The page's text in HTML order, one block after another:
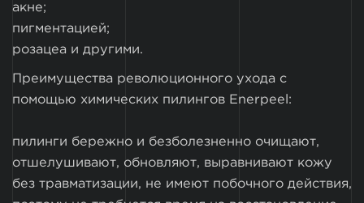
акне;
пигментацией;
розацеа и другими.
Преимущества революционного ухода с
помощью химических пилингов Enerpeel:
пилинги бережно и безболезненно очищают,
отшелушивают, обновляют, выравнивают кожу
без травматизации, не имеют побочного действия,